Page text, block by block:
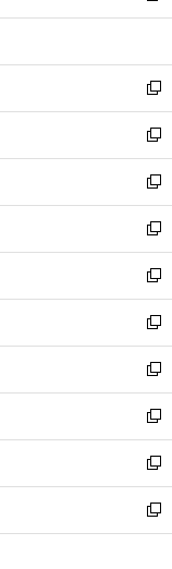
開
ウ
開
く
ン
ウ
で
開
く
ウ
ン
ド
ウ
で
開
く
し
ウ
ィ
ン
ド
ウ
で
開
く
新
し
い
ウ
ィ
ン
ド
ウ
で
開
く
新
し
い
ウ
ィ
ン
ド
ウ
で
開
く
新
し
い
ウ
ィ
ン
ド
ウ
で
開
く
新
し
い
ウ
ィ
ン
ド
ウ
で
開
く
新
し
い
ウ
ィ
ン
ド
ウ
で
開
く
新
し
い
ウ
ィ
ン
ド
ウ
で
開
新
し
い
ウ
ィ
ン
ド
ウ
新
し
い
ウ
ィ
ン
新
し
い
ウ
新
し